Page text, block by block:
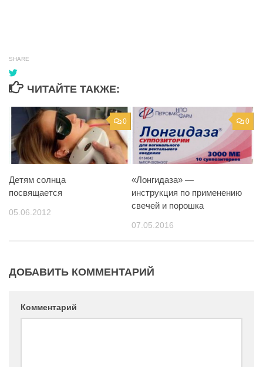
SHARE
ЧИТАЙТЕ ТАКЖЕ:
0
Детям солнца
посвящается
05.06.2012
0
«Лонгидаза» —
инструкция по применению
свечей и порошка
07.05.2016
ДОБАВИТЬ КОММЕНТАРИЙ
Комментарий